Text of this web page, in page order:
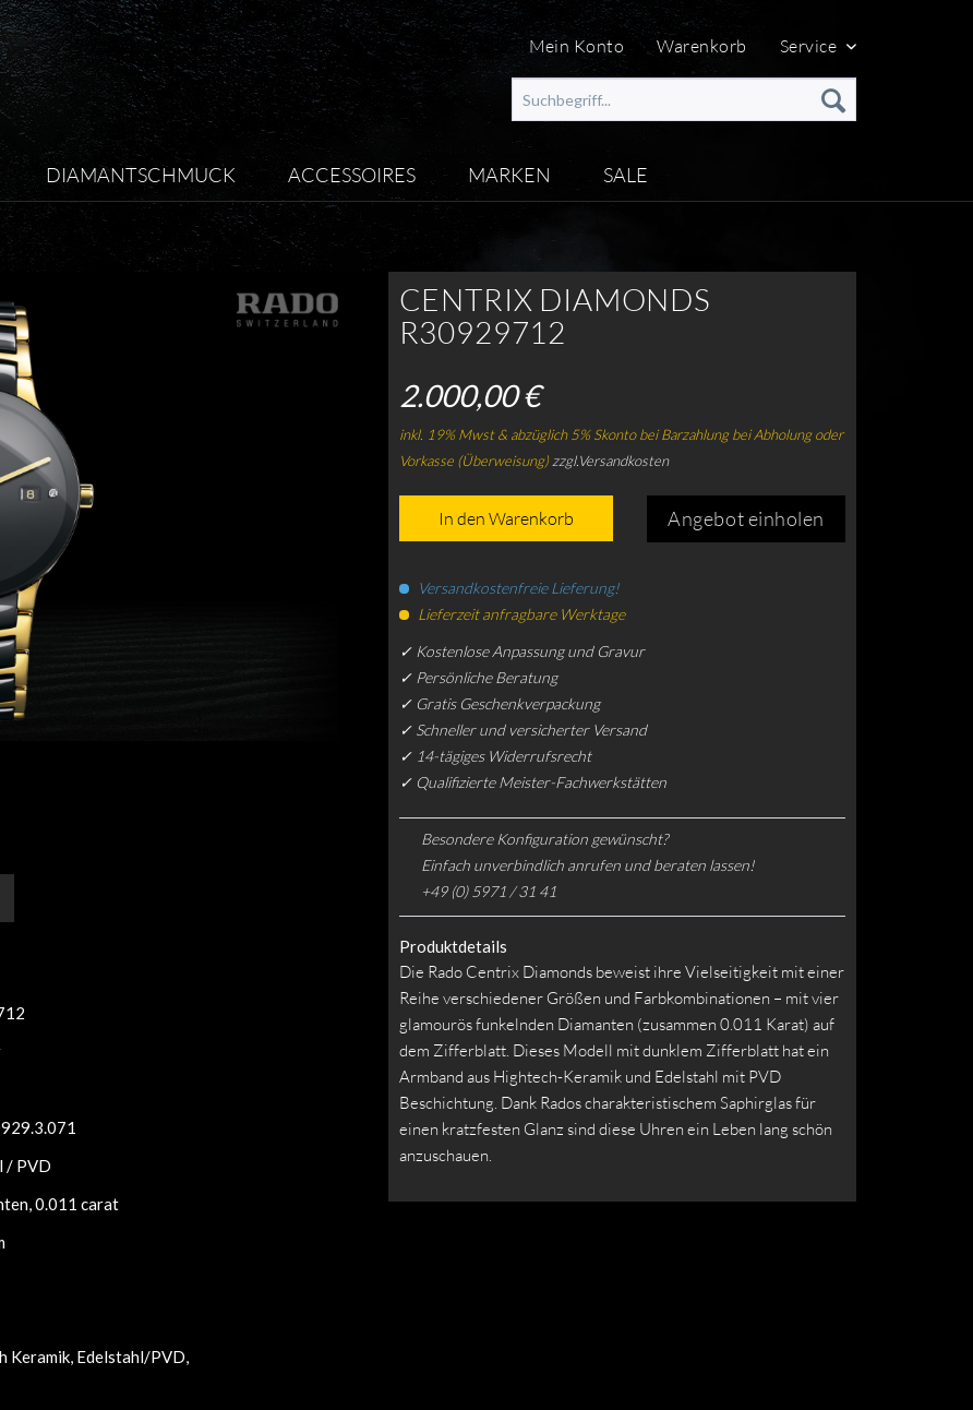
Mein Konto Warenkorb Service
DIAMANTSCHMUCK ACCESSOIRES MARKEN SALE
CENTRIX DIAMONDS
R30929712
2.000,00 €
inkl. 19% Mwst & abzüglich 5% Skonto bei Barzahlung bei Abholung oder
Vorkasse (Überweisung)zzgl.Versandkosten
Angebot einholen
In den Warenkorb
Versandkostenfreie Lieferung!
Lieferzeit anfragbare Werktage
✓ Kostenlose Anpassung und Gravur
✓ Persönliche Beratung
✓ Gratis Geschenkverpackung
✓ Schneller und versicherter Versand
✓ 14-tägiges Widerrufsrecht
✓ Qualifizierte Meister-Fachwerkstätten
Besondere Konfiguration gewünscht?
Einfach unverbindlich anrufen und beraten lassen!
+49 (0) 5971 / 31 41
Produktdetails
Die Rado Centrix Diamonds beweist ihre Vielseitigkeit mit einer
Reihe verschiedener Größen und Farbkombinationen – mit vier
glamourös funkelnden Diamanten (zusammen 0.011 Karat) auf
dem Zifferblatt. Dieses Modell mit dunklem Zifferblatt hat ein
Armband aus Hightech-Keramik und Edelstahl mit PVD
Beschichtung. Dank Rados charakteristischem Saphirglas für
einen kratzfesten Glanz sind diese Uhren ein Leben lang schön
anzuschauen.
/ PVD
0.011 carat
Keramik, Edelstahl/PVD,